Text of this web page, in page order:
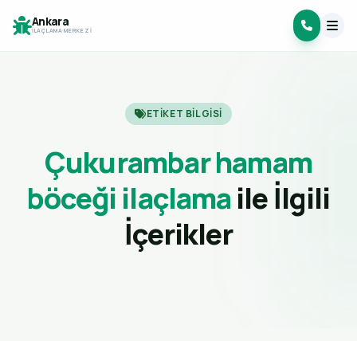
Ankara
İLAÇLAMA MERKEZI
ETIKET BILGISI
Çukurambar hamam
böceği ilaçlama ile İlgili
İçerikler